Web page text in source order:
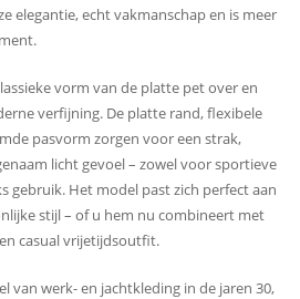
elegantie, echt vakmanschap en is meer
vorm van de platte pet over en
verfijning. De platte rand, flexibele
pasvorm zorgen voor een strak,
licht gevoel – zowel voor sportieve
gebruik. Het model past zich perfect aan
stijl – of u hem nu combineert met
casual vrijetijdsoutfit.
van werk- en jachtkleding in de jaren 30,